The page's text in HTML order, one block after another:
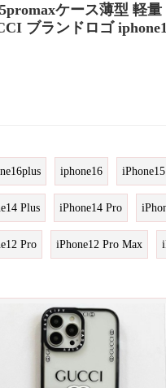
ケース薄型 軽
ブランドロゴ
iphone16 iPhone15
Plus iPhone14 Pro
Pro iPhone12 Pro Max